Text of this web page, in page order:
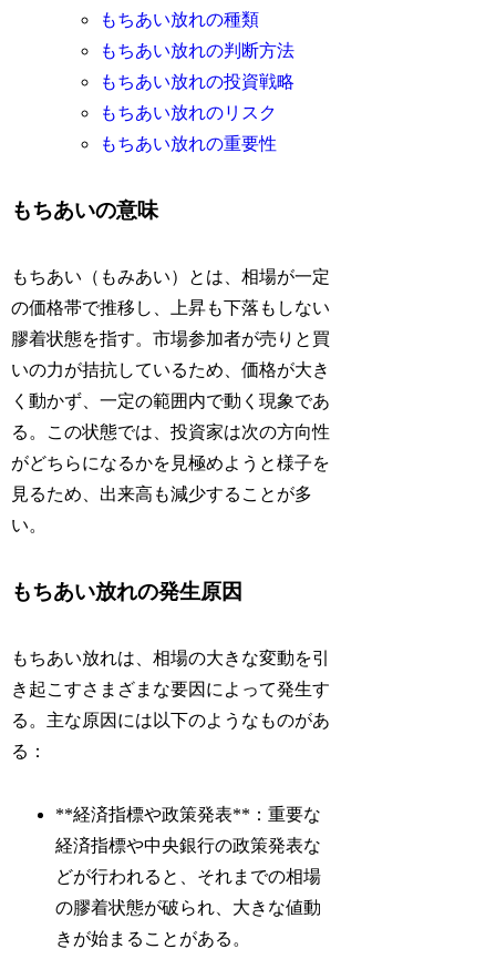
もちあい放れの種類
もちあい放れの判断方法
もちあい放れの投資戦略
もちあい放れのリスク
もちあい放れの重要性
もちあいの意味
もちあい（もみあい）とは、相場が一定
の価格帯で推移し、上昇も下落もしない
膠着状態を指す。市場参加者が売りと買
いの力が拮抗しているため、価格が大き
く動かず、一定の範囲内で動く現象であ
る。この状態では、投資家は次の方向性
がどちらになるかを見極めようと様子を
見るため、出来高も減少することが多
い。
もちあい放れの発生原因
もちあい放れは、相場の大きな変動を引
き起こすさまざまな要因によって発生す
る。主な原因には以下のようなものがあ
る：
**経済指標や政策発表**：重要な
経済指標や中央銀行の政策発表な
どが行われると、それまでの相場
の膠着状態が破られ、大きな値動
きが始まることがある。